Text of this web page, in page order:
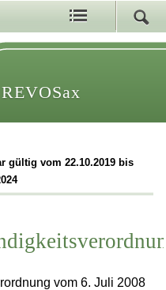
REVOSax
gültig vom 22.10.2019 bis
vom 6. Juli 2008